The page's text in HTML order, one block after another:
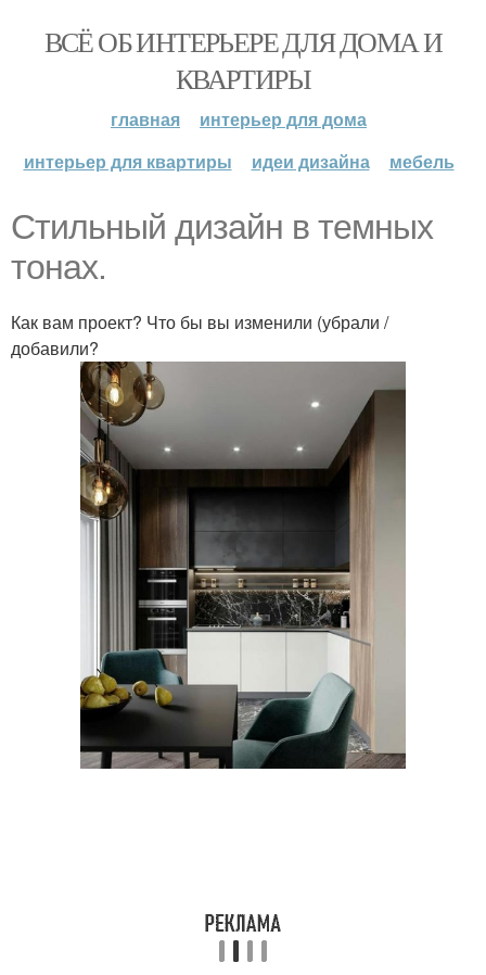
ВСЁ ОБ ИНТЕРЬЕРЕ ДЛЯ ДОМА И
КВАРТИРЫ
главная
интерьер для дома
интерьер для квартиры
идеи дизайна мебель
Стильный дизайн в темных
тонах.
Как вам проект? Что бы вы изменили (убрали /
добавили?